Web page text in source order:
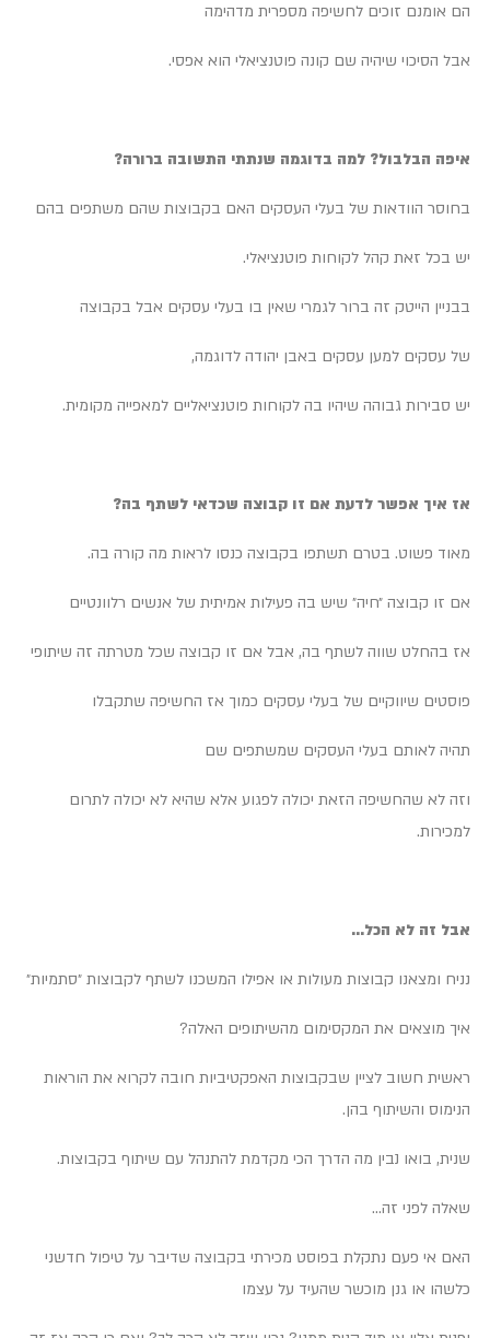
הם אומנם זוכים לחשיפה מספרית מדהימה
אבל הסיכוי שיהיה שם קונה פוטנציאלי הוא אפסי.
איפה הבלבול? למה בדוגמה שנתתי התשובה ברורה?
בחוסר הוודאות של בעלי העסקים האם בקבוצות שהם משתפים בהם
יש בכל זאת קהל לקוחות פוטנציאלי.
בבניין הייטק זה ברור לגמרי שאין בו בעלי עסקים אבל בקבוצה
של עסקים למען עסקים באבן יהודה לדוגמה,
יש סבירות גבוהה שיהיו בה לקוחות פוטנציאליים למאפייה מקומית.
אז איך אפשר לדעת אם זו קבוצה שכדאי לשתף בה?
מאוד פשוט. בטרם תשתפו בקבוצה כנסו לראות מה קורה בה.
אם זו קבוצה ״חיה״ שיש בה פעילות אמיתית של אנשים רלוונטיים
אז בהחלט שווה לשתף בה, אבל אם זו קבוצה שכל מטרתה זה שיתופי
פוסטים שיווקיים של בעלי עסקים כמוך אז החשיפה שתקבלו
תהיה לאותם בעלי העסקים שמשתפים שם
וזה לא שהחשיפה הזאת יכולה לפגוע אלא שהיא לא יכולה לתרום
למכירות.
אבל זה לא הכל…
נניח ומצאנו קבוצות מעולות או אפילו המשכנו לשתף לקבוצות ״סתמיות״
איך מוצאים את המקסימום מהשיתופים האלה?
ראשית חשוב לציין שבקבוצות האפקטיביות חובה לקרוא את הוראות
הנימוס והשיתוף בהן.
שנית, בואו נבין מה הדרך הכי מקדמת להתנהל עם שיתוף בקבוצות.
שאלה לפני זה…
האם אי פעם נתקלת בפוסט מכירתי בקבוצה שדיבר על טיפול חדשני
כלשהו או גנן מוכשר שהעיד על עצמו